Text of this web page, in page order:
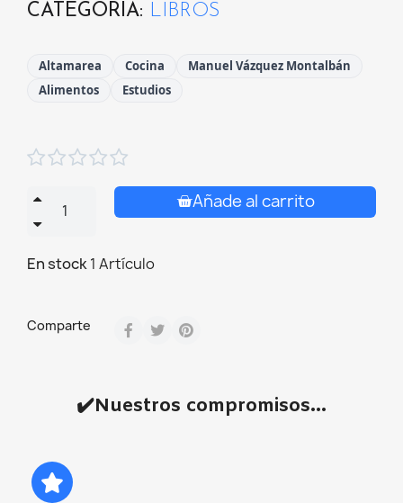
CATEGORÍA
LIBROS
Altamarea Cocina
Manuel Vázquez Montalbán
Alimentos
Estudios

Añade al carrito
En stock1 Artículo
Comparte
✔️Nuestros compromisos...